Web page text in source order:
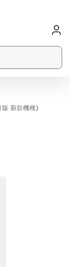
新款機種)